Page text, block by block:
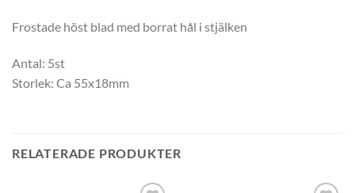
Frostade höst blad med borrat hål i stjälken
Antal: 5st
Storlek: Ca 55x18mm
RELATERADE PRODUKTER